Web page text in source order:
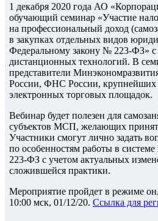
1 декабря 2020 года АО
обучающий семинар «Участие
на профессиональный доход
в закупках отдельных видов
Федеральному закону № 223-ФЗ» с
дистанционных технологий. В
представители
России, ФНС России, крупнейших
электронных торговых площадок.
Вебинар будет полезен для
субъектов МСП, желающих
Участники смогут лично задать
по особенностям работы в системе
223-ФЗ с учетом актуальных
сложившейся практики.
Мероприятие пройдет в режиме
10:00 мск, 01/12/20. Ссылка для